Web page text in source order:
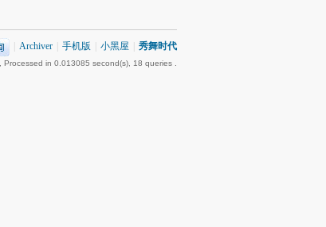
Archiver 手机版 小黑屋 秀舞时代
, Processed in 0.013085 second(s), 18 queries .